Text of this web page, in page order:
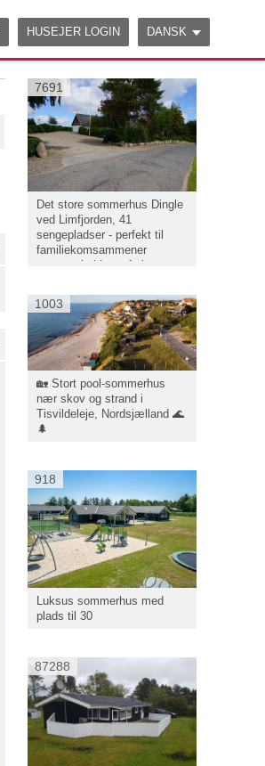
HUSEJER LOGIN DANSK
7691
Det store sommerhus Dingle
ved Limfjorden, 41
sengepladser - perfekt til
familiekomsammener
gruppearbejde og ferie
1003
🏡 Stort pool-sommerhus
nær skov og strand i
Tisvildeleje, Nordsjælland 🌊
🌲
918
Luksus sommerhus med
plads til 30
87288